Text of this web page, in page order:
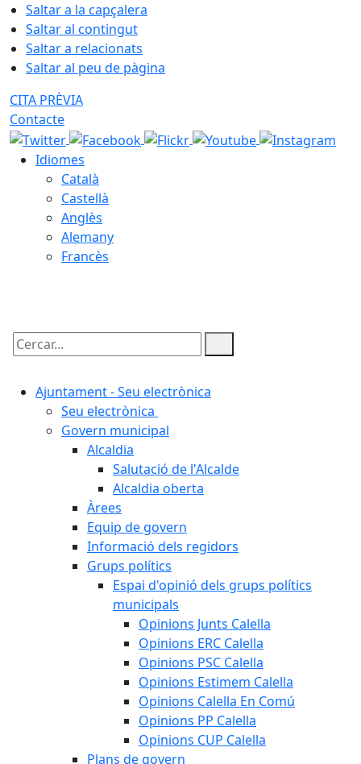
Saltar a la capçalera
Saltar al contingut
Saltar a relacionats
Saltar al peu de pàgina
CITA PRÈVIA
Contacte
Idiomes
Català
Castellà
Anglès
Alemany
Francès
Cercar:
Ajuntament - Seu electrònica
Seu electrònica
Govern municipal
Alcaldia
Salutació de l'Alcalde
Alcaldia oberta
Àrees
Equip de govern
Informació dels regidors
Grups polítics
Espai d'opinió dels grups polítics
municipals
Opinions Junts Calella
Opinions ERC Calella
Opinions PSC Calella
Opinions Estimem Calella
Opinions Calella En Comú
Opinions PP Calella
Opinions CUP Calella
Plans de govern